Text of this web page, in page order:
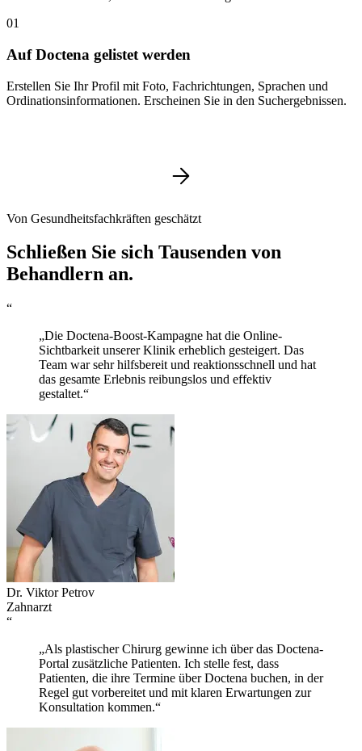
01
Auf Doctena gelistet werden
Erstellen Sie Ihr Profil mit Foto, Fachrichtungen, Sprachen und
Ordinationsinformationen. Erscheinen Sie in den Suchergebnissen.
Von Gesundheitsfachkräften geschätzt
Schließen Sie sich Tausenden von
Behandlern an.
“
„Die Doctena-Boost-Kampagne hat die Online-
Sichtbarkeit unserer Klinik erheblich gesteigert. Das
Team war sehr hilfsbereit und reaktionsschnell und hat
das gesamte Erlebnis reibungslos und effektiv
gestaltet.“
Dr. Viktor Petrov
Zahnarzt
“
„Als plastischer Chirurg gewinne ich über das Doctena-
Portal zusätzliche Patienten. Ich stelle fest, dass
Patienten, die ihre Termine über Doctena buchen, in der
Regel gut vorbereitet und mit klaren Erwartungen zur
Konsultation kommen.“